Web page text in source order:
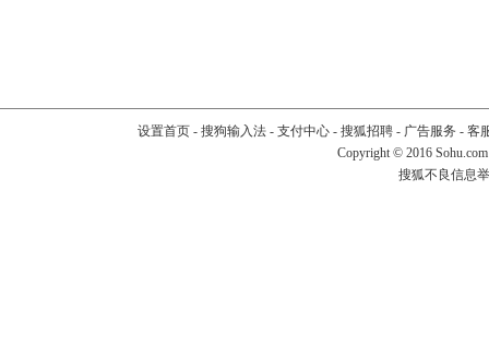
设置首页- 搜狗输入法- 支付中心- 搜狐招聘- 广告服务 - 客
Copyright © 2016
搜狐不良信息